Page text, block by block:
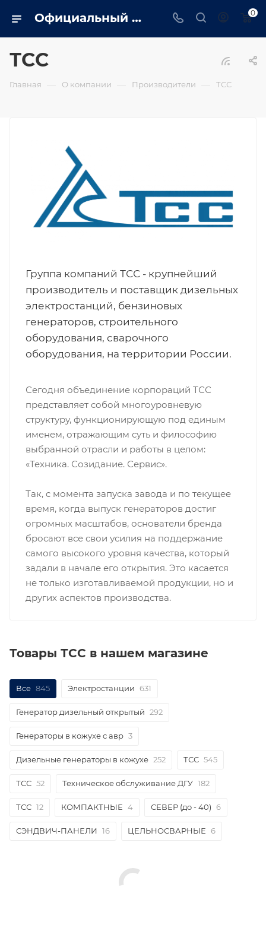
Официальный сайт дилера ТСС в Ярославле. Вся информация о генераторах ТСС, сервис, монтаж, обслуживание 0
ТСС
Главная — О компании — Производители — ТСС
Группа компаний ТСС - крупнейший
производитель и поставщик дизельных
электростанций, бензиновых
генераторов, строительного
оборудования, сварочного
оборудования, на территории России.
Сегодня объединение корпораций ТСС
представляет собой многоуровневую
структуру, функционирующую под единым
именем, отражающим суть и философию
выбранной отрасли и работы в целом:
«Техника. Созидание. Сервис».
Так, с момента запуска завода и по текущее
время, когда выпуск генераторов достиг
огромных масштабов, основатели бренда
бросают все свои усилия на поддержание
самого высокого уровня качества, который
задали в начале его открытия. Это касается
не только изготавливаемой продукции, но и
других аспектов производства.
Товары ТСС в нашем магазине
Все 845 Электростанции 631
Генератор дизельный открытый 292
Генераторы в кожухе с авр 3
Дизельные генераторы в кожухе 252 ТСС 545
ТСС 52 Техническое обслуживание ДГУ 182
ТСС 12 КОМПАКТНЫЕ 4 СЕВЕР (до - 40) 6
СЭНДВИЧ-ПАНЕЛИ 16 ЦЕЛЬНОСВАРНЫЕ 6